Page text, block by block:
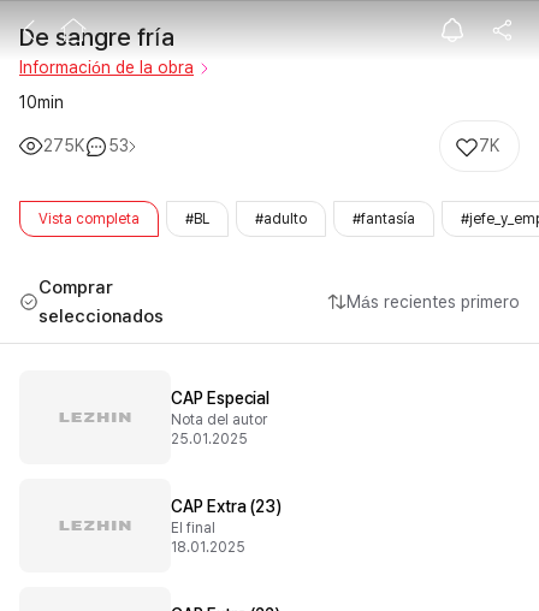
De sangre fría
De sangre fría
Información de la obra
10min
275K 53 7K
Vista completa #BL #adulto #fantasía
Comprar
seleccionados
Más recientes primero
CAP Especial
Nota del autor
25.01.2025
CAP Extra (23)
El final
18.01.2025